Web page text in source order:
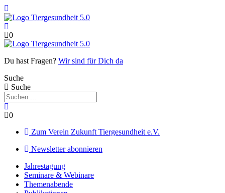
Zum
Inhalt
springen
0
Du hast Fragen? Wir sind für Dich da
Suche
Suche
0
Zum Verein Zukunft Tiergesundheit e.V.
Newsletter abonnieren
Jahrestagung
Seminare & Webinare
Themenabende